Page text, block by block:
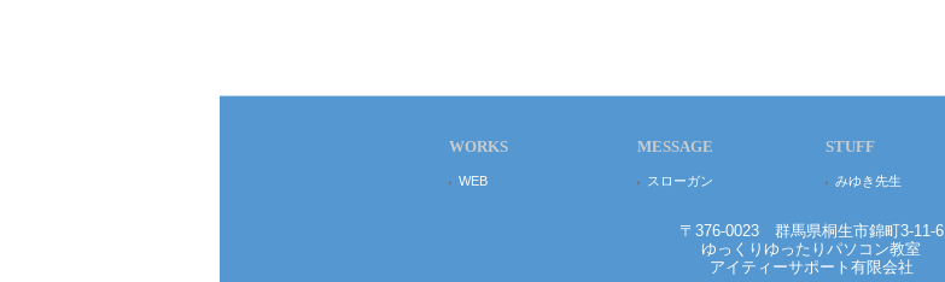
WORKS
WEB
MESSAGE
スローガン
STUFF
みゆき先生
〒376-0023 群馬県桐生市錦町3-11-6
ゆっくりゆったりパソコン教室
アイティーサポート有限会社